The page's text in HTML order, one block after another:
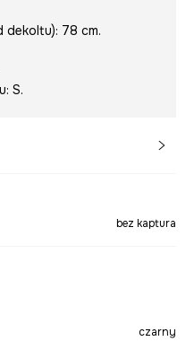
dekoltu): 78 cm.
S.
bez kaptura
czarny